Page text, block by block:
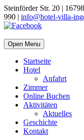
Steinförder Str. 20 |
990 | info@hotel-villa-
Open Menu
Startseite
Hotel
Anfahrt
Zimmer
Online Buchen
Aktivitäten
Aktuelles
Geschichte
Kontakt